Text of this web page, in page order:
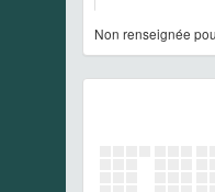
Non renseignée